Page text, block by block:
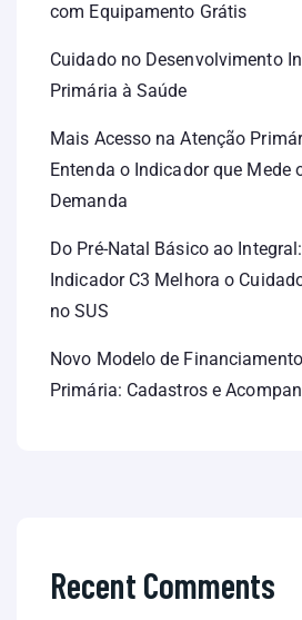
com Equipamento Grátis
Cuidado no Desenvolvimento
Primária à Saúde
Mais Acesso na Atenção
Entenda o Indicador que Mede
Demanda
Do Pré-Natal Básico ao
Indicador C3 Melhora o
no SUS
Novo Modelo de
Primária: Cadastros e
Recent Comments